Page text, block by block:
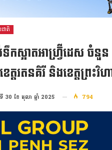
ាតិ
ស្អាតអាហ្វ្រ៊ីដេស ចំនួ
រតនគិរី និងខេត្តព្រះវិហ
ទី 30 ខែ តុលា ឆ្នាំ 2025 794